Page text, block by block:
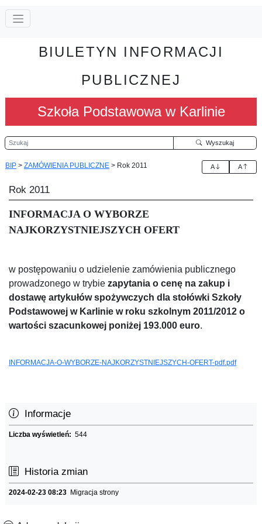
BIULETYN INFORMACJI
PUBLICZNEJ
Szkoła Podstawowa w Karlinie
Szukaj Wyszukaj
BIP > ZAMÓWIENIA PUBLICZNE > Rok 2011 A A
Rok 2011
INFORMACJA O WYBORZE
NAJKORZYSTNIEJSZYCH OFERT
w postępowaniu o udzielenie zamówienia publicznego
prowadzonego w trybie zapytania o cenę na zakup i
dostawę artykułów spożywczych dla stołówki Szkoły
Podstawowej w Karlinie w roku szkolnym 2011/2012 o
wartości szacunkowej poniżej 193.000 euro.
INFORMACJA-O-WYBORZE-NAJKORZYSTNIEJSZYCH-OFERT-pdf.pdf
Informacje
Liczba wyświetleń: 544
Historia zmian
2024-02-23 08:23 Migracja strony